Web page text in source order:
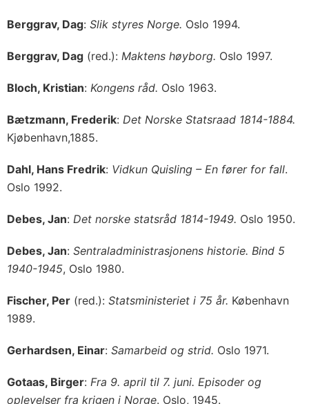
Berggrav, Dag: Slik styres Norge. Oslo 1994.
Berggrav, Dag (red.): Maktens høyborg. Oslo 1997.
Bloch, Kristian: Kongens råd. Oslo 1963.
Bætzmann, Frederik: Det Norske Statsraad 1814-1884.
Kjøbenhavn,1885.
Dahl, Hans Fredrik: Vidkun Quisling – En fører for fall.
Oslo 1992.
Debes, Jan: Det norske statsråd 1814-1949. Oslo 1950.
Debes, Jan: Sentraladministrasjonens historie. Bind 5
1940-1945, Oslo 1980.
Fischer, Per (red.): Statsministeriet i 75 år. København
1989.
Gerhardsen, Einar: Samarbeid og strid. Oslo 1971.
Gotaas, Birger: Fra 9. april til 7. juni. Episoder og
oplevelser fra krigen i Norge. Oslo, 1945.